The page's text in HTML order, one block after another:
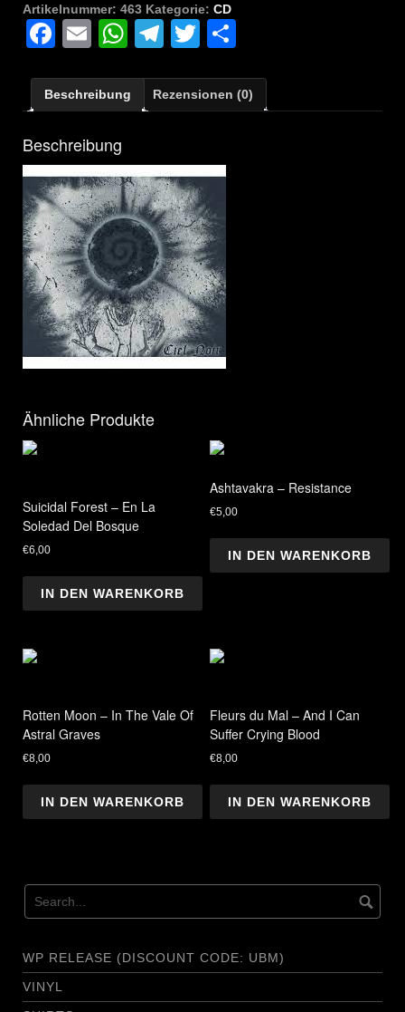
EP
Menge
Artikelnummer: 463 Kategorie: CD
Facebook
EmailWhatsApp
Telegram
Twitter
Beschreibung Rezensionen (0)
Beschreibung
Ähnliche Produkte
Suicidal Forest – En La
Soledad Del Bosque
€6,00
IN DEN WARENKORB
Ashtavakra – Resistance
€5,00
IN DEN WARENKORB
Rotten Moon – In The Vale Of
Astral Graves
€8,00
IN DEN WARENKORB
Fleurs du Mal – And I Can
Suffer Crying Blood
€8,00
IN DEN WARENKORB
WP RELEASE (DISCOUNT CODE: UBM)
VINYL